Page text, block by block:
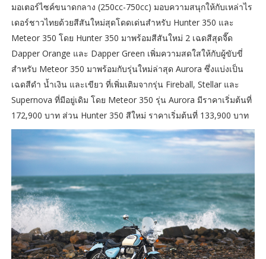
มอเตอร์ไซค์ขนาดกลาง (250cc-750cc) มอบความสนุกให้กับเหล่าไร
เดอร์ชาวไทยด้วยสีสันใหม่สุดโดดเด่นสำหรับ Hunter 350 และ
Meteor 350 โดย Hunter 350 มาพร้อมสีสันใหม่ 2 เฉดสีสุดจี๊ด
Dapper Orange และ Dapper Green เพิ่มความสดใสให้กับผู้ขับขี่
สำหรับ Meteor 350 มาพร้อมกับรุ่นใหม่ล่าสุด Aurora ซึ่งแบ่งเป็น
เฉดสีดำ น้ำเงิน และเขียว ที่เพิ่มเติมจากรุ่น Fireball, Stellar และ
Supernova ที่มีอยู่เดิม โดย Meteor 350 รุ่น Aurora มีราคาเริ่มต้นที่
172,900 บาท ส่วน Hunter 350 สีใหม่ ราคาเริ่มต้นที่ 133,900 บาท